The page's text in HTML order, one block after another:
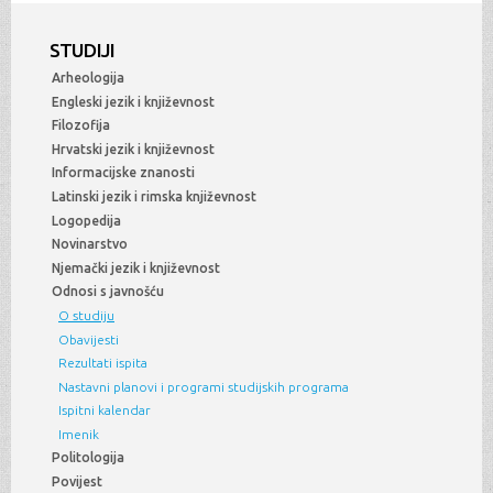
STUDIJI
Arheologija
Engleski jezik i književnost
Filozofija
Hrvatski jezik i književnost
Informacijske znanosti
Latinski jezik i rimska književnost
Logopedija
Novinarstvo
Njemački jezik i književnost
Odnosi s javnošću
O studiju
Obavijesti
Rezultati ispita
Nastavni planovi i programi studijskih programa
Ispitni kalendar
Imenik
Politologija
Povijest